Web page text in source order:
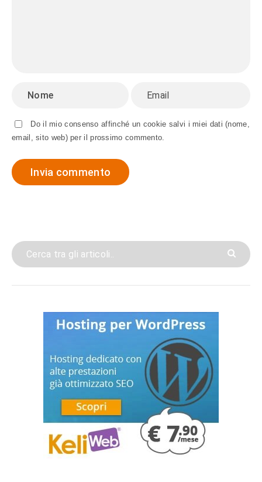
Do il mio consenso affinché un cookie salvi i miei dati (nome,
email, sito web) per il prossimo commento.